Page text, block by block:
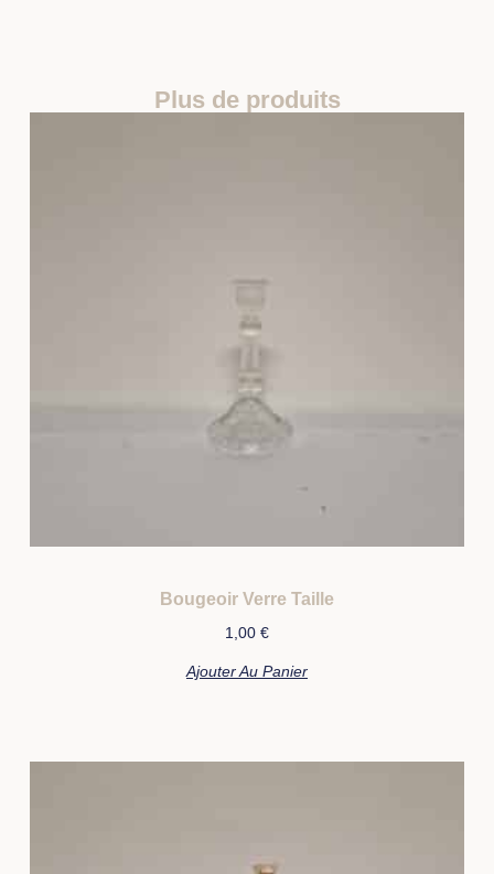
Plus de produits
Bougeoir Verre Taille
1,00 €
Ajouter Au Panier